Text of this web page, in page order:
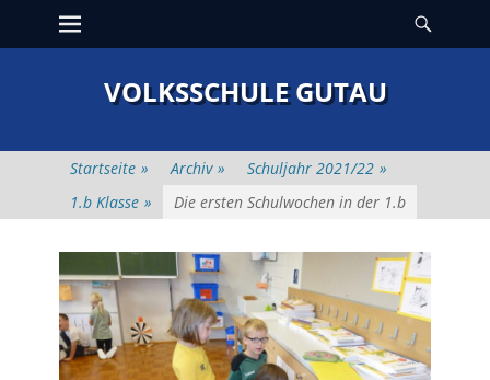
Zum
Inhalt:
Erstes Menü
VOLKSSCHULE GUTAU
Startseite » Archiv » Schuljahr 2021/22 »
1.b Klasse » Die ersten Schulwochen in der 1.b